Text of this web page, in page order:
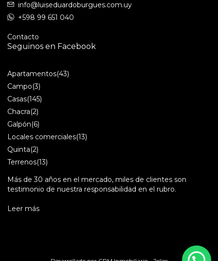
info@luiseduardoburgues.com.uy
+598 99 651 040
Contacto
Seguinos en Facebook
Apartamentos(43)
Campo(3)
Casas(145)
Chacra(2)
Galpón(6)
Locales comerciales(13)
Quinta(2)
Terrenos(13)
Más de 30 años en el mercado, miles de clientes son
testimonio de nuestra responsabilidad en el rubro.
Leer más